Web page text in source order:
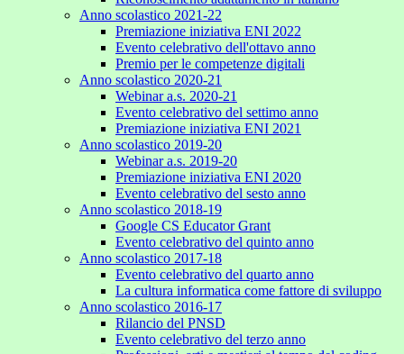
Anno scolastico 2021-22
Premiazione iniziativa ENI 2022
Evento celebrativo dell'ottavo anno
Premio per le competenze digitali
Anno scolastico 2020-21
Webinar a.s. 2020-21
Evento celebrativo del settimo anno
Premiazione iniziativa ENI 2021
Anno scolastico 2019-20
Webinar a.s. 2019-20
Premiazione iniziativa ENI 2020
Evento celebrativo del sesto anno
Anno scolastico 2018-19
Google CS Educator Grant
Evento celebrativo del quinto anno
Anno scolastico 2017-18
Evento celebrativo del quarto anno
La cultura informatica come fattore di sviluppo
Anno scolastico 2016-17
Rilancio del PNSD
Evento celebrativo del terzo anno